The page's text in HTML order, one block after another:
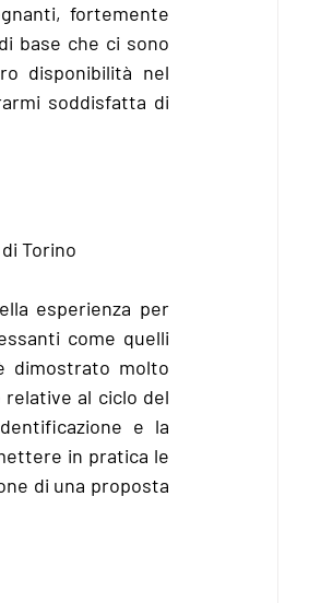
fortemente
base che ci sono
disponibilità nel
soddisfatta di
Torino
esperienza per
come quelli
dimostrato molto
al ciclo del
e la
in pratica le
di una proposta